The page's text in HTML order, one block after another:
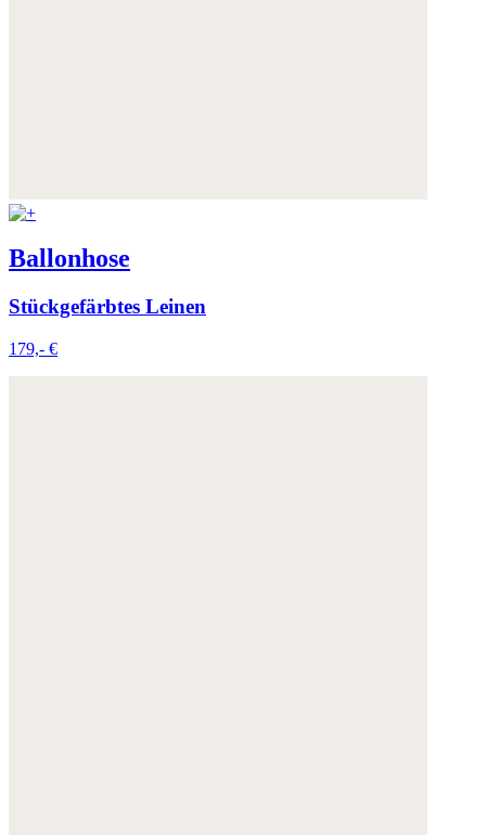
Ballonhose
Stückgefärbtes Leinen
179,- €